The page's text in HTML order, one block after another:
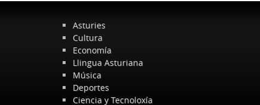
Asturies
Cultura
Economía
Llingua Asturiana
Música
Deportes
Ciencia y Tecnoloxía